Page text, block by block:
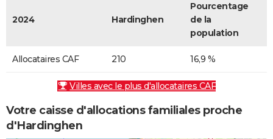
2024 Hardinghen
Pourcentage
de la
population
Allocataires CAF 210 16,9 %
Villes avec le plus d'allocataires CAF
Votre caisse d'allocations familiales proche
d'Hardinghen